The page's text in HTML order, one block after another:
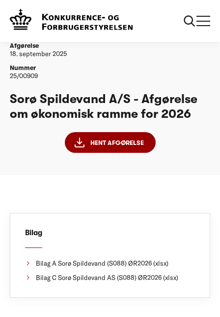
Vandtilsyn
ramme for 2026
Afgørelse
18. september 2025
Nummer
25/00909
Sorø Spildevand A/S - Afgørelse
om økonomisk ramme for 2026
HENT AFGØRELSE
Bilag
Bilag A Sorø Spildevand (S088) ØR2026 (xlsx)
Bilag C Sorø Spildevand AS (S088) ØR2026 (xlsx)